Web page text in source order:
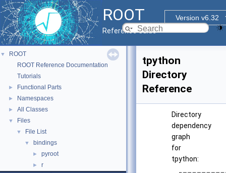
ROOT
Version v6.32
Reference Guide
▼
ROOT
ROOT Reference Documentation
Tutorials
► Functional Parts
► Namespaces
► All Classes
▼ Files
▼ File List
▼ bindings
► pyroot
► r
tpython
Directory
Reference
Directory
dependency
graph
for
tpython: